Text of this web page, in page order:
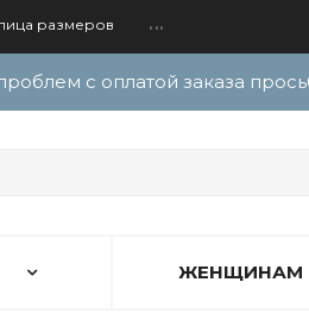
размеров ...
с оплатой заказа
ЖЕНЩИНАМ